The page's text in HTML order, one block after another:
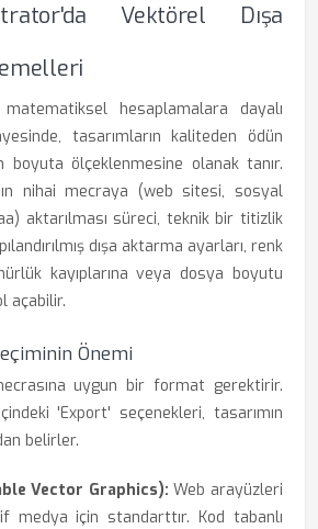
Vektörel Dışa
hesaplamalara dayalı
tasarımların kaliteden ödün
boyuta ölçeklenmesine olanak tanır.
nihai mecraya (web sitesi, sosyal
aktarılması süreci, teknik bir titizlik
dışa aktarma ayarları, renk
kayıplarına veya dosya boyutu
açabilir.
Önemi
uygun bir format gerektirir.
'Export' seçenekleri, tasarımın
belirler.
Vector Graphics): Web arayüzleri
medya için standarttır. Kod tabanlı